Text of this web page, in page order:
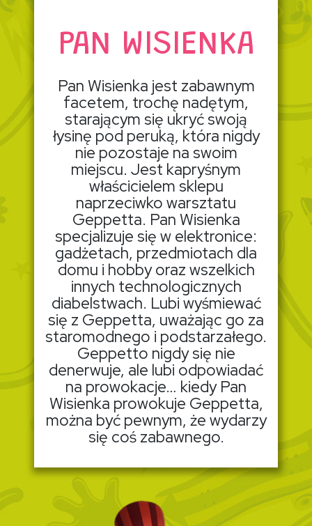
PAN WISIENKA
Pan Wisienka jest zabawnym
facetem, trochę nadętym,
starającym się ukryć swoją
łysinę pod peruką, która nigdy
nie pozostaje na swoim
miejscu. Jest kapryśnym
właścicielem sklepu
naprzeciwko warsztatu
Geppetta. Pan Wisienka
specjalizuje się w elektronice:
gadżetach, przedmiotach dla
domu i hobby oraz wszelkich
innych technologicznych
diabelstwach. Lubi wyśmiewać
się z Geppetta, uważając go za
staromodnego i podstarzałego.
Geppetto nigdy się nie
denerwuje, ale lubi odpowiadać
na prowokacje… kiedy Pan
Wisienka prowokuje Geppetta,
można być pewnym, że wydarzy
się coś zabawnego.